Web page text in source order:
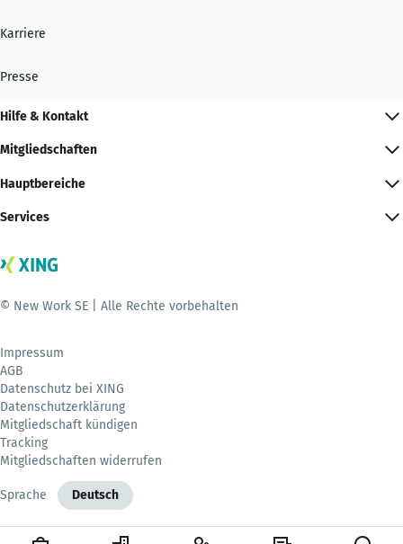
Karriere
Presse
Hilfe & Kontakt
Mitgliedschaften
Hauptbereiche
Services
© New Work SE | Alle Rechte vorbehalten
Impressum
AGB
Datenschutz bei XING
Datenschutzerklärung
Mitgliedschaft kündigen
Tracking
Mitgliedschaften widerrufen
Sprache Deutsch